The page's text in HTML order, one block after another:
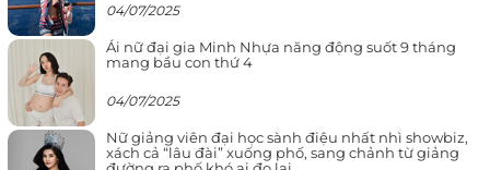
04/07/2025
Ái nữ đại gia Minh Nhựa năng động suốt 9 tháng
mang bầu con thứ 4
04/07/2025
Nữ giảng viên đại học sành điệu nhất nhì showbiz,
xách cả “lâu đài” xuống phố, sang chảnh từ giảng